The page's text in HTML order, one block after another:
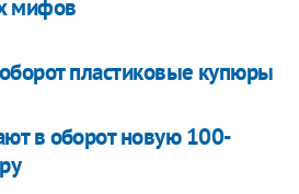
мифов
пластиковые купюры
в оборот новую 100-